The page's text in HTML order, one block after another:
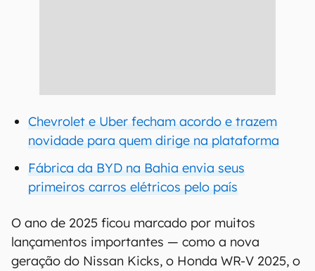
Chevrolet e Uber fecham acordo e trazem
novidade para quem dirige na plataforma
Fábrica da BYD na Bahia envia seus
primeiros carros elétricos pelo país
O ano de 2025 ficou marcado por muitos
lançamentos importantes — como a nova
geração do Nissan Kicks, o Honda WR-V 2025, o